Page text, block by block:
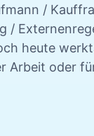
/
/
heute
Arbeit oder